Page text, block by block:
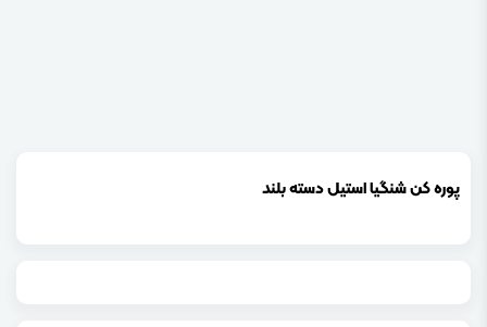
پوره کن شنگیا استیل دسته بلند